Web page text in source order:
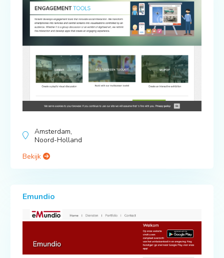
Amsterdam,
Noord-Holland
Bekijk
Emundio